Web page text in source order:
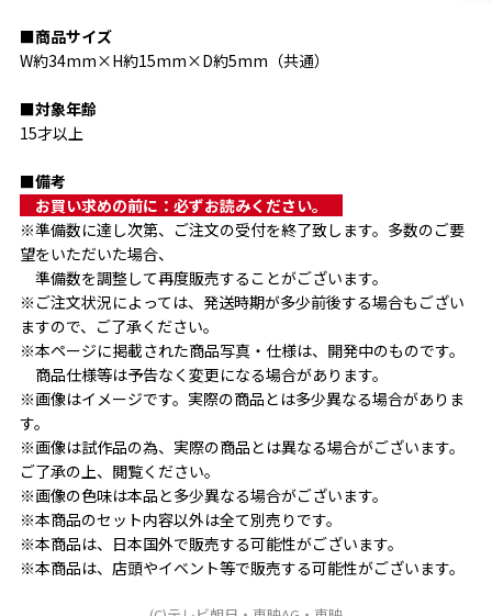
■商品サイズ
W約34mm×H約15mm×D約5mm（共通）
■対象年齢
15才以上
■備考
お買い求めの前に：必ずお読みください。
※準備数に達し次第、ご注文の受付を終了致します。多数のご要
望をいただいた場合、
準備数を調整して再度販売することがございます。
※ご注文状況によっては、発送時期が多少前後する場合もござい
ますので、ご了承ください。
※本ページに掲載された商品写真・仕様は、開発中のものです。
商品仕様等は予告なく変更になる場合があります。
※画像はイメージです。実際の商品とは多少異なる場合がありま
す。
※画像は試作品の為、実際の商品とは異なる場合がございます。
ご了承の上、閲覧ください。
※画像の色味は本品と多少異なる場合がございます。
※本商品のセット内容以外は全て別売りです。
※本商品は、日本国外で販売する可能性がございます。
※本商品は、店頭やイベント等で販売する可能性がございます。